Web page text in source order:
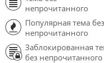
непрочитанного
Популярная тема без
непрочитанного
Заблокированная
без непрочитанного